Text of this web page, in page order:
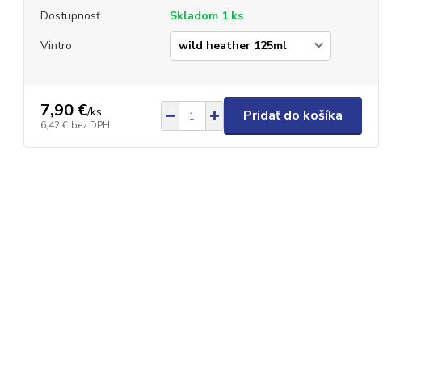
Dostupnosť
Skladom 1 ks
Vintro
7,90 €/ks
6,42 € bez DPH
Pridať do košíka